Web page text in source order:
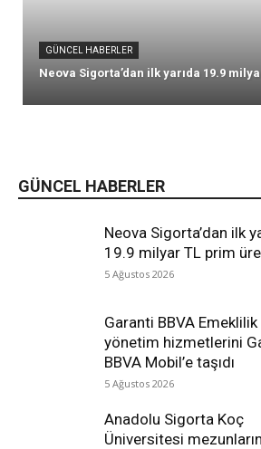
GÜNCEL HABERLER
Neova Sigorta’dan ilk
19.9 milyar TL prim
5 Ağustos 2026
Garanti BBVA
yönetim hizmetlerini
BBVA Mobil’e taşıdı
5 Ağustos 2026
Anadolu Sigorta Koç
Üniversitesi
GÜNCEL HABERLER
Neova Sigorta’dan ilk yarıda 19.9